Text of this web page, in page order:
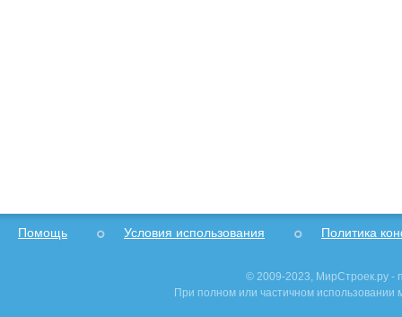
Помощь Условия использования Политика
© 2009-2023, МирСтроек.ру -
При полном или частичном использовании